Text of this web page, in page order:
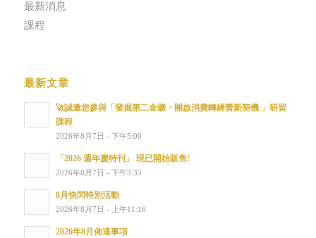
最新消息
課程
最新文章
🚀誠邀您參與「發掘第二金礦・開啟消費轉經營新契機 」研習
課程
2026年8月7日 - 下午5:00
「2026 週年慶特刊」 現已開始販售!
2026年8月7日 - 下午3:35
8月快閃特別活動
2026年8月7日 - 上午11:16
2026年8月佈達事項